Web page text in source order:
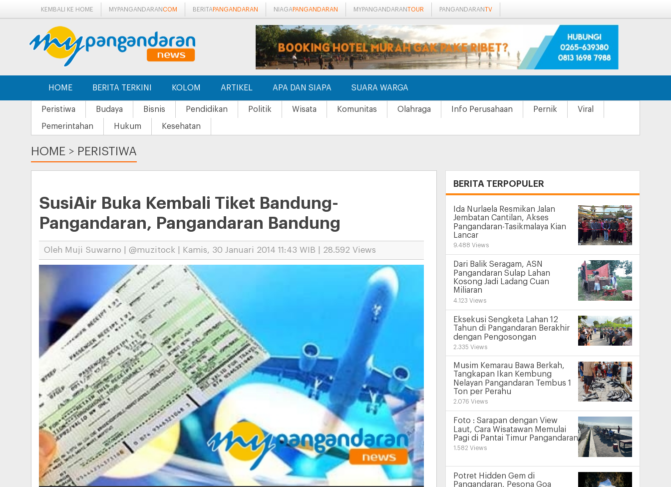
KEMBALI KE HOME MYPANGANDARANCOM BERITA PANGANDARAN NIAGA PANGANDARAN MYPANGANDARANTOUR PANGANDARANTV
HOME BERITA TERKINI KOLOM ARTIKEL APA DAN SIAPA SUARA WARGA
Peristiwa Budaya Bisnis Pendidikan Politik Wisata Komunitas Olahraga Info Perusahaan Pernik Viral
Pemerintahan Hukum Kesehatan
HOME > PERISTIWA
SusiAir Buka Kembali Tiket Bandung-
Pangandaran, Pangandaran Bandung
Oleh Muji Suwarno | @muzitock | Kamis, 30 Januari 2014 11:43 WIB | 28.592 Views
BERITA TERPOPULER
Ida Nurlaela Resmikan Jalan
Jembatan Cantilan, Akses
Pangandaran-Tasikmalaya Kian
Lancar
9.488 Views
Dari Balik Seragam, ASN
Pangandaran Sulap Lahan
Kosong Jadi Ladang Cuan
Miliaran
4.123 Views
Eksekusi Sengketa Lahan 12
Tahun di Pangandaran Berakhir
dengan Pengosongan
2.335 Views
Musim Kemarau Bawa Berkah,
Tangkapan Ikan Kembung
Nelayan Pangandaran Tembus 1
Ton per Perahu
2.076 Views
Foto : Sarapan dengan View
Laut, Cara Wisatawan Memulai
Pagi di Pantai Timur Pangandaran
1.582 Views
Potret Hidden Gem di
Pangandaran, Pesona Goa